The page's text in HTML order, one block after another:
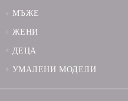
МЪЖЕ
ЖЕНИ
ДЕЦА
УМАЛЕНИ МОДЕЛИ